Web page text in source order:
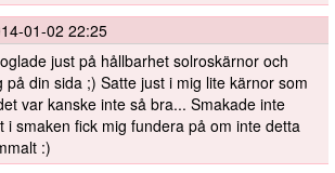
01-02 22:25
just på hållbarhet solroskärnor och
på din sida ;) Satte just i mig lite kärnor som
var kanske inte så bra... Smakade inte
i smaken fick mig fundera på om inte detta
:)